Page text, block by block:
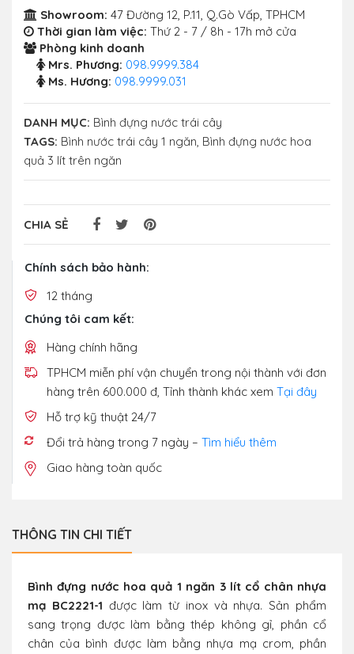
Showroom: 47 Đường 12, P.11, Q.Gò Vấp, TPHCM
Thời gian làm việc: Thứ 2 - 7 / 8h - 17h mở cửa
Phòng kinh doanh
Mrs. Phương: 098.9999.384
Ms. Hương: 098.9999.031
DANH MỤC: Bình đựng nước trái cây
TAGS: Bình nước trái cây 1 ngăn, Bình đựng nước hoa
quả 3 lít trên ngăn
CHIA SẺ
Chính sách bảo hành:
12 tháng
Chúng tôi cam kết:
Hàng chính hãng
TPHCM miễn phí vận chuyển trong nội thành với đơn
hàng trên 600.000 đ, Tỉnh thành khác xem Tại đây
Hỗ trợ kỹ thuật 24/7
Đổi trả hàng trong 7 ngày – Tìm hiểu thêm
Giao hàng toàn quốc
THÔNG TIN CHI TIẾT
Bình đựng nước hoa quả 1 ngăn 3 lít cổ chân nhựa
mạ BC2221-1 được làm từ inox và nhựa. Sản phẩm
sang trọng được làm bằng thép không gỉ, phần cổ
chân của bình được làm bằng nhựa mạ crom, phần